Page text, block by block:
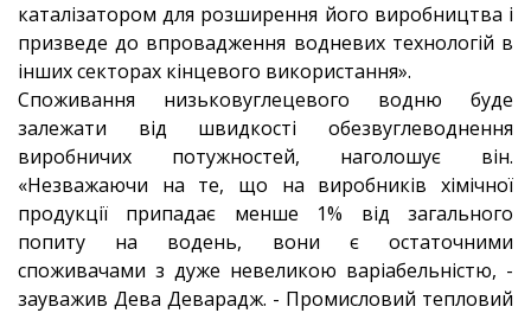
каталізатором для розширення його виробництва і
призведе до впровадження водневих технологій в
інших секторах кінцевого використання».
Споживання низьковуглецевого водню буде
залежати від швидкості обезвуглеводнення
виробничих потужностей, наголошує він.
«Незважаючи на те, що на виробників хімічної
продукції припадає менше 1% від загального
попиту на водень, вони є остаточними
споживачами з дуже невеликою варіабельністю, -
зауважив Дева Деварадж. - Промисловий тепловий